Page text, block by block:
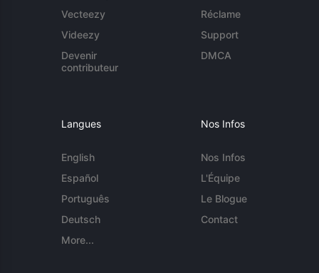
Vecteezy
Videezy
Devenir
contributeur
Réclame
Support
DMCA
Langues
English
Español
Português
Deutsch
More...
Nos Infos
Nos Infos
L'Équipe
Le Blogue
Contact